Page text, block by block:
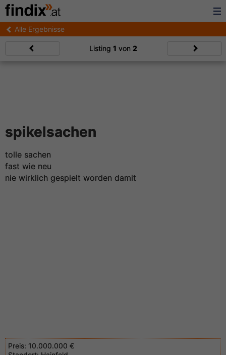
Alle Ergebnisse
Listing 1 von 2
spikelsachen
tolle sachen
fast wie neu
nie wirklich gespielt worden damit
Preis: 10.000.000 €